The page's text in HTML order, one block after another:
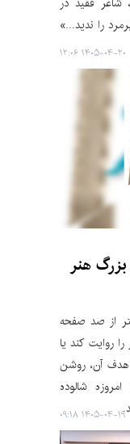
را ندید...»
۱۴۰۵-۰۴-۲۰ ۱۲:۰۶
هنر
از صد صفحه
روایت کند یا
هدف آن، روشن
شالوده
۱۴۰۵-۰۴-۱۹ ۰۹:۱۸